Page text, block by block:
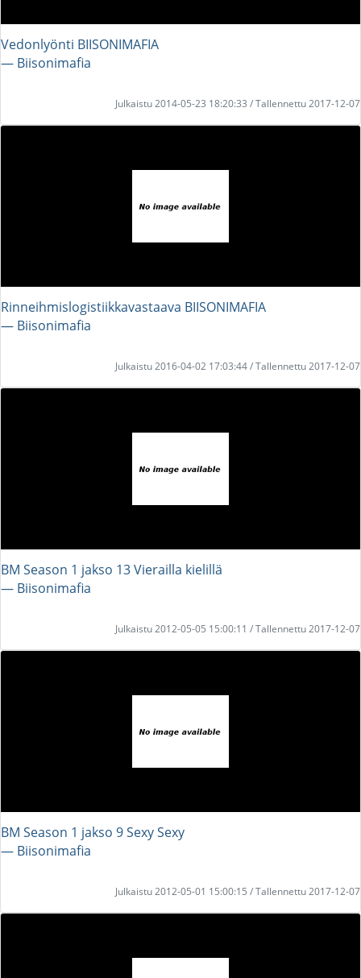
Vedonlyönti BIISONIMAFIA
― Biisonimafia
Julkaistu 2014-05-23 18:20:33 / Tallennettu 2017-12-07
Rinneihmislogistiikkavastaava BIISONIMAFIA
― Biisonimafia
Julkaistu 2016-04-02 17:03:44 / Tallennettu 2017-12-07
BM Season 1 jakso 13 Vierailla kielillä
― Biisonimafia
Julkaistu 2012-05-05 15:00:11 / Tallennettu 2017-12-07
BM Season 1 jakso 9 Sexy Sexy
― Biisonimafia
Julkaistu 2012-05-01 15:00:15 / Tallennettu 2017-12-07